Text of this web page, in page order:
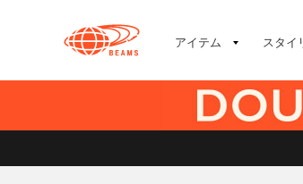
アイテム スタイ